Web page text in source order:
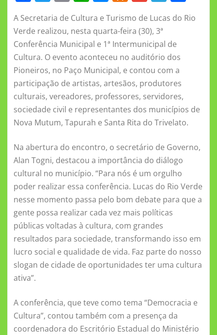
c
e
b
o
o
k
w
it
te
r
m
ai
l
at
s
A
p
p
e
ss
e
n
g
er
n
o
kl
a
ss
ni
ki
m
ai
l
el
e
gr
a
m
h
a
A Secretaria de Cultura e Turismo de Lucas do Rio
Verde realizou, nesta quarta-feira (30), 3ª
Conferência Municipal e 1ª Intermunicipal de
Cultura. O evento aconteceu no auditório dos
Pioneiros, no Paço Municipal, e contou com a
participação de artistas, artesãos, produtores
culturais, vereadores, professores, servidores,
sociedade civil e representantes dos municípios de
Nova Mutum, Tapurah e Santa Rita do Trivelato.
Na abertura do encontro, o secretário de Governo,
Alan Togni, destacou a importância do diálogo
cultural no município. “Para nós é um orgulho
poder realizar essa conferência. Lucas do Rio Verde
nesse momento passa pelo bom debate para que a
gente possa realizar cada vez mais políticas
públicas voltadas à cultura, com grandes
resultados para sociedade, transformando isso em
lucro social e qualidade de vida. Faz parte do nosso
slogan de cidade de oportunidades ter uma cultura
ativa”.
A conferência, que teve como tema “Democracia e
Cultura”, contou também com a presença da
coordenadora do Escritório Estadual do Ministério